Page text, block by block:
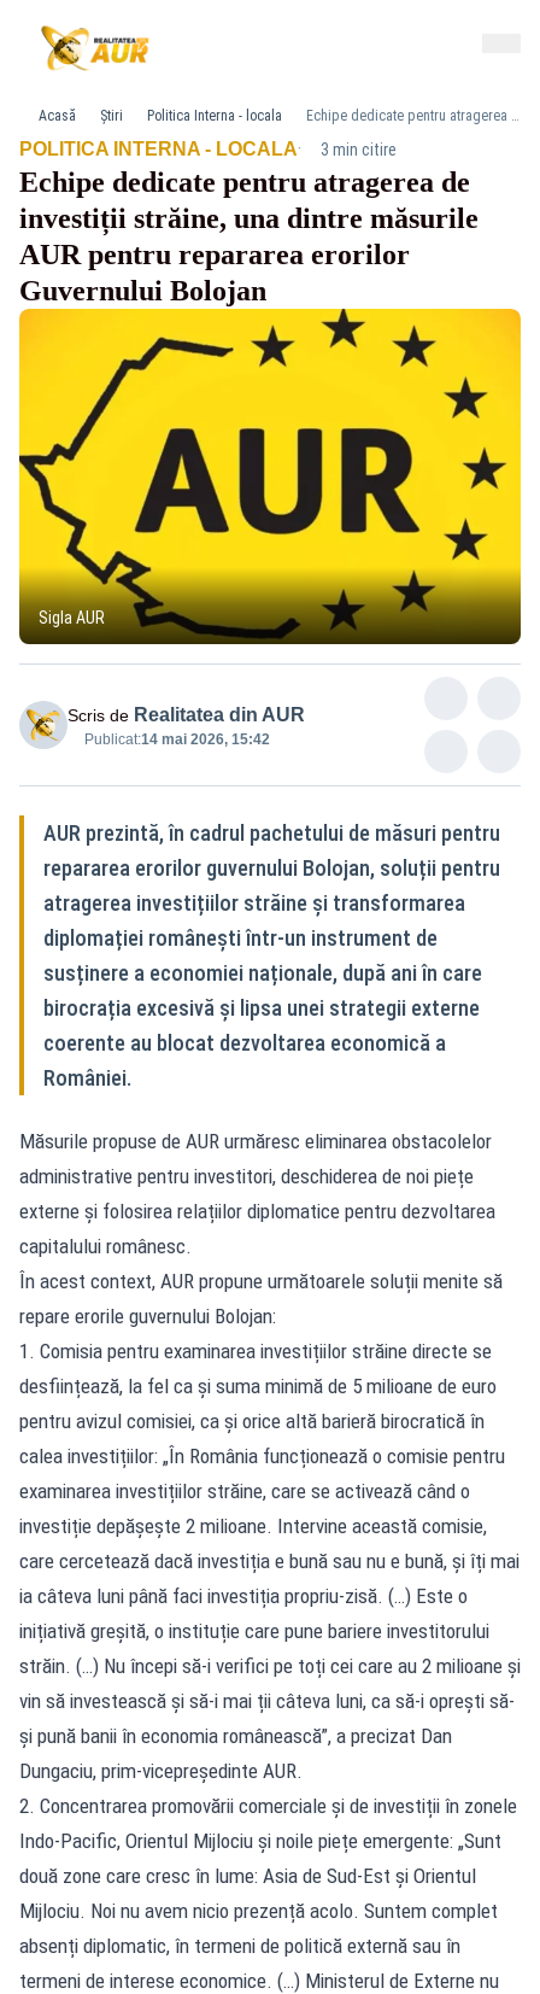
Acasă Știri Politica Interna - locala Echipe dedicate pentru atragerea de investiții străine, una dintre măsurile AUR pentru repararea erorilor Guvernului Bolojan
POLITICA INTERNA - LOCALA· 3 min citire
Echipe dedicate pentru atragerea de
investiții străine, una dintre măsurile
AUR pentru repararea erorilor
Guvernului Bolojan
Sigla AUR
Scris de Realitatea din AUR
Publicat:14 mai 2026, 15:42
AUR prezintă, în cadrul pachetului de măsuri pentru
repararea erorilor guvernului Bolojan, soluții pentru
atragerea investițiilor străine și transformarea
diplomației românești într-un instrument de
susținere a economiei naționale, după ani în care
birocrația excesivă și lipsa unei strategii externe
coerente au blocat dezvoltarea economică a
României.
Măsurile propuse de AUR urmăresc eliminarea obstacolelor
administrative pentru investitori, deschiderea de noi piețe
externe și folosirea relațiilor diplomatice pentru dezvoltarea
capitalului românesc.
În acest context, AUR propune următoarele soluții menite să
repare erorile guvernului Bolojan:
1. Comisia pentru examinarea investițiilor străine directe se
desființează, la fel ca și suma minimă de 5 milioane de euro
pentru avizul comisiei, ca și orice altă barieră birocratică în
calea investițiilor: „În România funcționează o comisie pentru
examinarea investițiilor străine, care se activează când o
investiție depășește 2 milioane. Intervine această comisie,
care cercetează dacă investiția e bună sau nu e bună, și îți mai
ia câteva luni până faci investiția propriu-zisă. (…) Este o
inițiativă greșită, o instituție care pune bariere investitorului
străin. (…) Nu începi să-i verifici pe toți cei care au 2 milioane și
vin să investească și să-i mai ții câteva luni, ca să-i oprești să-
și pună banii în economia românească”, a precizat Dan
Dungaciu, prim-vicepreședinte AUR.
2. Concentrarea promovării comerciale și de investiții în zonele
Indo-Pacific, Orientul Mijlociu și noile piețe emergente: „Sunt
două zone care cresc în lume: Asia de Sud-Est și Orientul
Mijlociu. Noi nu avem nicio prezență acolo. Suntem complet
absenți diplomatic, în termeni de politică externă sau în
termeni de interese economice. (…) Ministerul de Externe nu